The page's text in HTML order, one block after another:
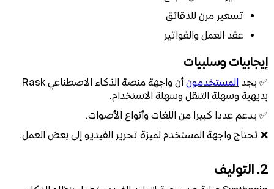
تسعير مرن للدقائق
عقد العمل والفواتير
إيجابيات وسلبيات
✅ يجدالمستخدمون
أن واجهة منصة الذكاء الاصطناعي Rask
بديهية وسهلة التنقل وسهلة الاستخدام.
✅ يدعم عددا كبيرا من اللغات وأنواع الأصوات.
❌ تحتاج واجهة المستخدم لميزة تحرير الفيديو إلى بعض العمل.
2. التوليف